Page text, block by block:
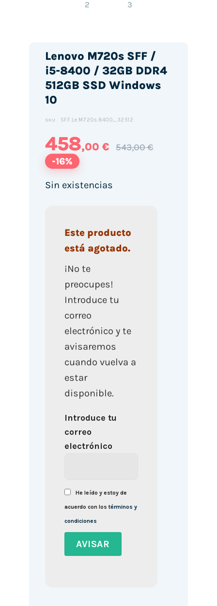
Lenovo M720s SFF /
i5-8400 / 32GB DDR4
512GB SSD Windows
10
SKU: SFF.Le.M720s.8400_32512
458,00 € 543,00 €
-16%
Sin existencias
Este producto
está agotado.
¡No te
preocupes!
Introduce tu
correo
electrónico y te
avisaremos
cuando vuelva a
estar
disponible.
Introduce tu
correo
electrónico
He leído y estoy de
acuerdo con lostérminos y
condiciones